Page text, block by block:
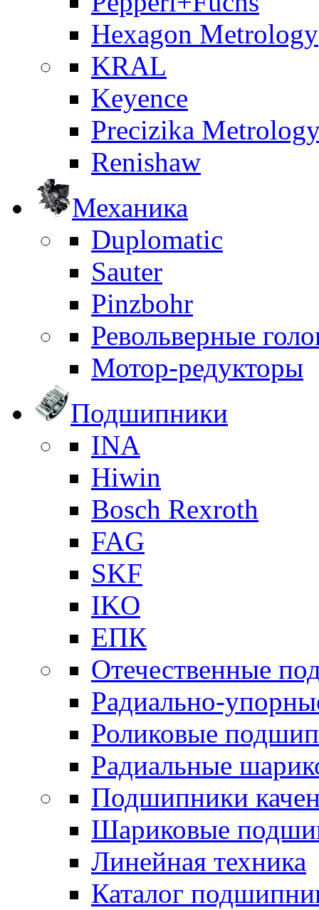
Hexagon Metrology
KRAL
Keyence
Precizika
Renishaw
Механика
Duplomatic
Sauter
Pinzbohr
Револьверные
Мотор-редукторы
Подшипники
INA
Hiwin
Bosch Rexroth
FAG
SKF
IKO
ЕПК
Отечественные
Радиально-
Роликовые
Радиальные
Подшипники
Шариковые
Линейная техника
Каталог